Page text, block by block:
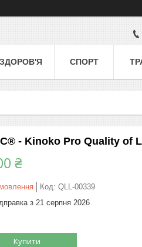
ЗДОРОВ'Я СПОРТ
- Kinoko Pro Quality of
₴
Код: QLL-00339
з 21 серпня 2026
Купити